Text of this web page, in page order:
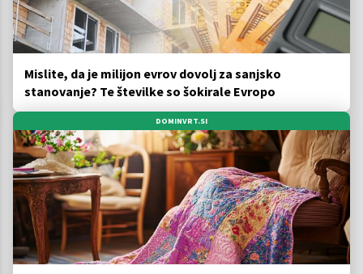
Mislite, da je milijon evrov dovolj za sanjsko
stanovanje? Te številke so šokirale Evropo
DOMINVRT.SI